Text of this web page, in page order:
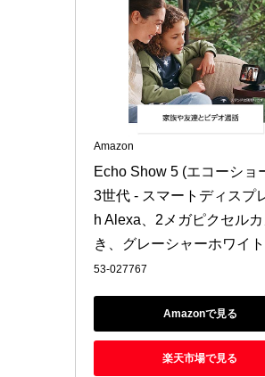
Amazon
Echo Show 5 (エコーショ
3世代 - スマートディスプ
h Alexa、2メガピクセル
き、グレーシャーホワイト
53-027767
Amazonで見る
楽天市場で見る